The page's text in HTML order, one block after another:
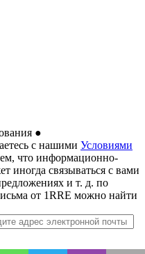
●
с нашими Условиями
что информационно-
иногда связываться с вами
и т. д. по
от 1RRE можно найти